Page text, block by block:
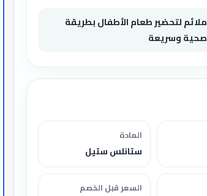
ملائم لتحضير طعام الأطفال بطريقة
صحية وسريعة
المادة
ستانلس ستيل
السعر قبل الخصم